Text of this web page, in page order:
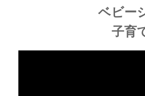
ベビー
子育